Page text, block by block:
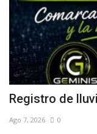
Registro de
Ago 7, 2026 0